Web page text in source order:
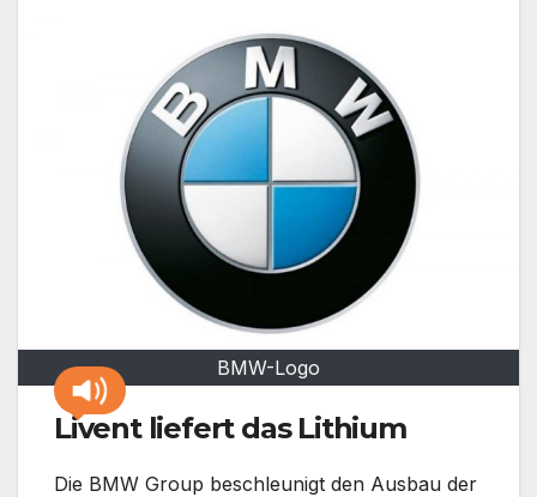
BMW-Logo
Livent liefert das Lithium
Die BMW Group beschleunigt den Ausbau der